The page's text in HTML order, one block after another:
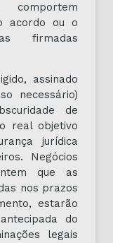
acordo ou o
firmadas
assinado
necessário)
de
real objetivo
jurídica
Negócios
que as
nos prazos
estarão
do
legais